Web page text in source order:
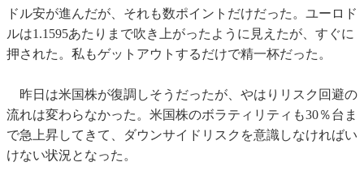
ドル安が進んだが、それも数ポイントだけだった。ユーロド
ルは1.1595あたりまで吹き上がったように見えたが、すぐに
押された。私もゲットアウトするだけで精一杯だった。
昨日は米国株が復調しそうだったが、やはりリスク回避の
流れは変わらなかった。米国株のボラティリティも30％台ま
で急上昇してきて、ダウンサイドリスクを意識しなければい
けない状況となった。